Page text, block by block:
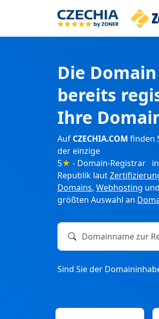
Die Domain
bereits
Ihre
Auf CZECHIA.COM finden
der einzige
5★ - Domain-Registrar
Republik laut
Domains, Webhosting und
größten Auswahl an
Domainname zur
Sind Sie der